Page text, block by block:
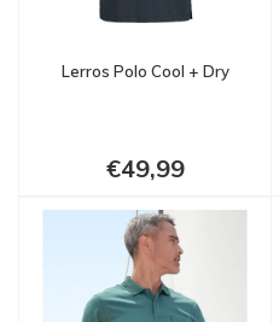
Lerros Polo Cool + Dry
€49,99